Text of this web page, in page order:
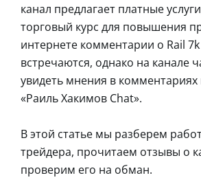
канал предлагает платные
торговый курс для повышения
интернете комментарии о Rail
встречаются, однако на канале
увидеть мнения в комментариях
«Раиль Хакимов Chat».
В этой статье мы разберем
трейдера, прочитаем отзывы о
проверим его на обман.